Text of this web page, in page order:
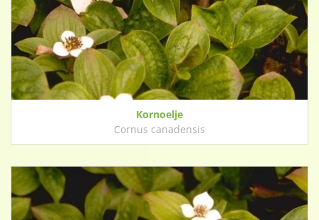
Kornoelje
Cornus canadensis